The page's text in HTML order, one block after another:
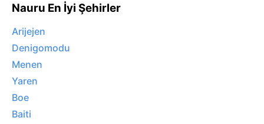
Nauru En İyi Şehirler
Arijejen
Denigomodu
Menen
Yaren
Boe
Baiti